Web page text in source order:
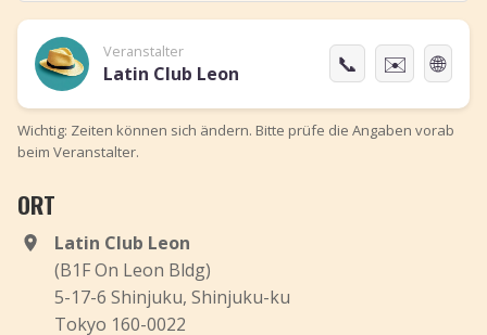
Veranstalter
Latin Club Leon 📞 ✉️ 🌐
Wichtig: Zeiten können sich ändern. Bitte prüfe die Angaben vorab
beim Veranstalter.
ORT
Latin Club Leon
(B1F On Leon Bldg)
5-17-6 Shinjuku, Shinjuku-ku
Tokyo 160-0022